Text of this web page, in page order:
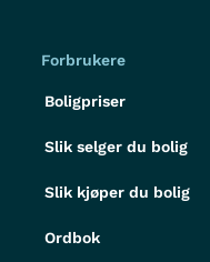
Forbrukere
Boligpriser
Slik selger du bolig
Slik kjøper du bolig
Ordbok